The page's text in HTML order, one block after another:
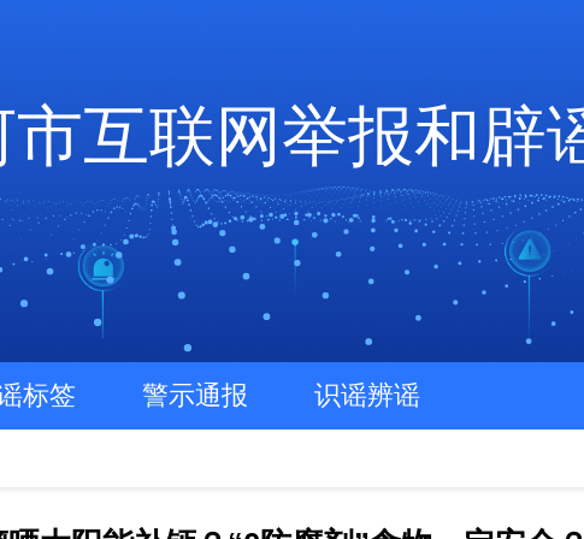
市互联网举报和辟
标签 警示通报 识谣辨谣